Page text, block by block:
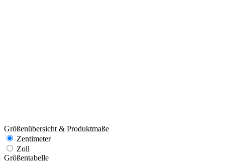
Größenübersicht & Produktmaße
Zentimeter
Zoll
Größentabelle